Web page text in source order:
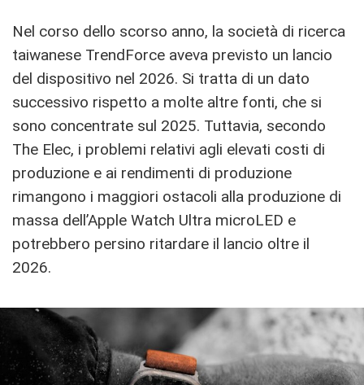
Nel corso dello scorso anno, la società di ricerca
taiwanese TrendForce aveva previsto un lancio
del dispositivo nel 2026. Si tratta di un dato
successivo rispetto a molte altre fonti, che si
sono concentrate sul 2025. Tuttavia, secondo
The Elec, i problemi relativi agli elevati costi di
produzione e ai rendimenti di produzione
rimangono i maggiori ostacoli alla produzione di
massa dell’Apple Watch Ultra microLED e
potrebbero persino ritardare il lancio oltre il
2026.